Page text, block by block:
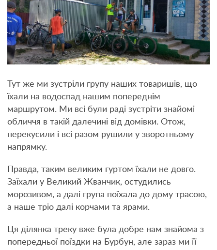
Тут же ми зустріли групу наших товаришів, що
їхали на водоспад нашим попереднім
маршрутом. Ми всі були раді зустріти знайомі
обличчя в такій далечині від домівки. Отож,
перекусили і всі разом рушили у зворотньому
напрямку.
Правда, таким великим гуртом їхали не довго.
Заїхали у Великий Жванчик, остудились
морозивом, а далі група поїхала до дому трасою,
а наше тріо далі корчами та ярами.
Ця ділянка треку вже була добре нам знайома з
попередньої поїздки на Бурбун, але зараз ми її